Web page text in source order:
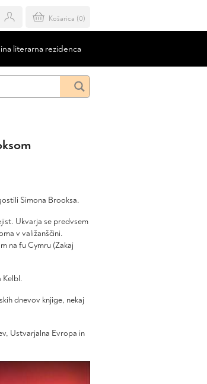
Košarica (0)
literarna rezidenca
Simona Brooksa.
Ukvarja se predvsem
v valižanščini.
na fu Cymru (Zakaj
Kelbl.
dnevov knjige, nekaj
Ustvarjalna Evropa in